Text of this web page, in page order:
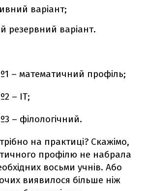
варіант;
резервний варіант.
– математичний профіль;
– ІТ;
– філологічний.
на практиці? Скажімо,
профілю не набрала
восьми учнів. Або
виявилося більше ніж